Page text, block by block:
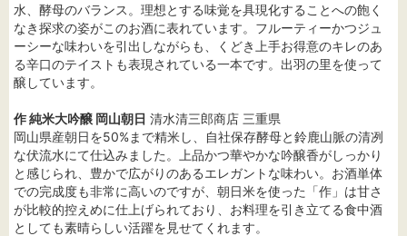
水、酵母のバランス。理想とする味覚を具現化することへの飽く
なき探求の姿がこのお酒に表れています。フルーティーかつジュ
ーシーな味わいを引出しながらも、くどき上手お得意のキレのあ
る辛口のテイストも表現されている一本です。出羽の里を使って
醸しています。
作 純米大吟醸 岡山朝日 清水清三郎商店 三重県
岡山県産朝日を50%まで精米し、自社保存酵母と鈴鹿山脈の清冽
な伏流水にて仕込みました。上品かつ華やかな吟醸香がしっかり
と感じられ、豊かで広がりのあるエレガントな味わい。お酒単体
での完成度も非常に高いのですが、朝日米を使った「作」は甘さ
が比較的控えめに仕上げられており、お料理を引き立てる食中酒
としても素晴らしい活躍を見せてくれます。